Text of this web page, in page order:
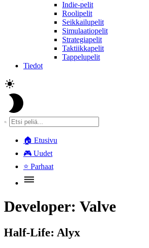
Indie-pelit
Roolipelit
Seikkailupelit
Simulaatiopelit
Strategiapelit
Taktiikkapelit
Tappelupelit
Tiedot
🏠 Etusivu
🎮 Uudet
⭐ Parhaat
Developer: Valve
Half-Life: Alyx